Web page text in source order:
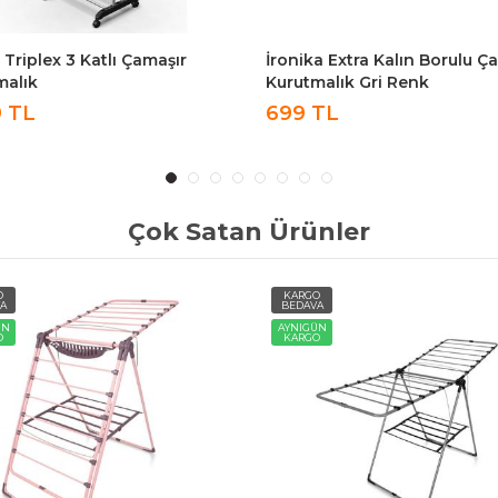
Extra Kalın Borulu Çamaşır
Gri Renk
Perilla Kapı Arkası 3 Katlı
Kurutmalığı Portatif
Kurutmalık
549 TL
Çok Satan Ürünler
KARGO
BEDAVA
TÜKENDİ
TÜKENDİ